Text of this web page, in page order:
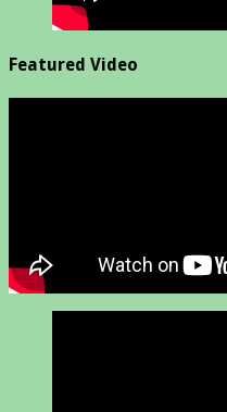
Featured Video